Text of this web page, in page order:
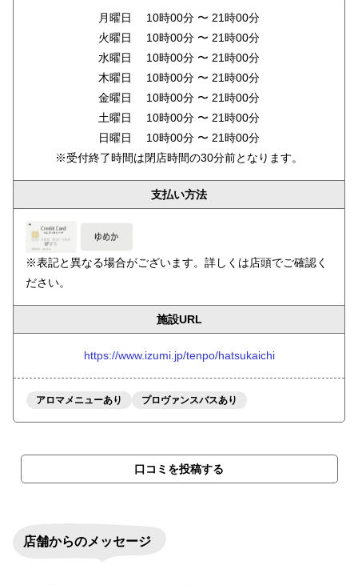
月曜日 10時00分 〜 21時00分
火曜日 10時00分 〜 21時00分
水曜日 10時00分 〜 21時00分
木曜日 10時00分 〜 21時00分
金曜日 10時00分 〜 21時00分
土曜日 10時00分 〜 21時00分
日曜日 10時00分 〜 21時00分
※受付終了時間は閉店時間の30分前となります。
支払い方法
※表記と異なる場合がございます。詳しくは店頭でご確認く
ださい。
施設URL
https://www.izumi.jp/tenpo/hatsukaichi
アロマメニューあり プロヴァンスバスあり
口コミを投稿する
店舗からのメッセージ